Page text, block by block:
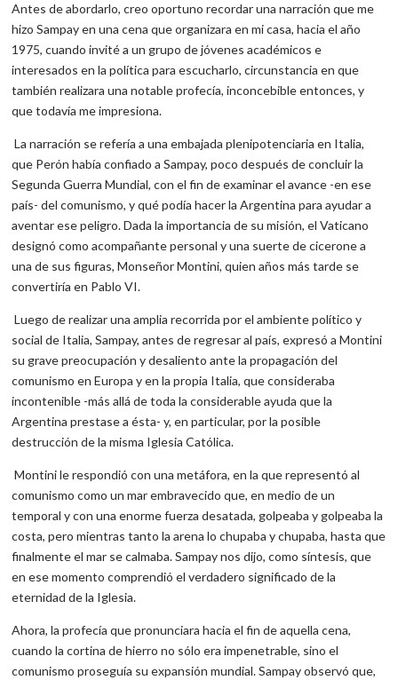
Antes de abordarlo, creo oportuno recordar una narración que me
hizo Sampay en una cena que organizara en mi casa, hacia el año
1975, cuando invité a un grupo de jóvenes académicos e
interesados en la política para escucharlo, circunstancia en que
también realizara una notable profecía, inconcebible entonces, y
que todavía me impresiona.
La narración se refería a una embajada plenipotenciaria en Italia,
que Perón había confiado a Sampay, poco después de concluir la
Segunda Guerra Mundial, con el fin de examinar el avance -en ese
país- del comunismo, y qué podía hacer la Argentina para ayudar a
aventar ese peligro. Dada la importancia de su misión, el Vaticano
designó como acompañante personal y una suerte de cicerone a
una de sus figuras, Monseñor Montini, quien años más tarde se
convertiría en Pablo VI.
Luego de realizar una amplia recorrida por el ambiente político y
social de Italia, Sampay, antes de regresar al país, expresó a Montini
su grave preocupación y desaliento ante la propagación del
comunismo en Europa y en la propia Italia, que consideraba
incontenible -más allá de toda la considerable ayuda que la
Argentina prestase a ésta- y, en particular, por la posible
destrucción de la misma Iglesia Católica.
Montini le respondió con una metáfora, en la que representó al
comunismo como un mar embravecido que, en medio de un
temporal y con una enorme fuerza desatada, golpeaba y golpeaba la
costa, pero mientras tanto la arena lo chupaba y chupaba, hasta que
finalmente el mar se calmaba. Sampay nos dijo, como síntesis, que
en ese momento comprendió el verdadero significado de la
eternidad de la Iglesia.
Ahora, la profecía que pronunciara hacia el fin de aquella cena,
cuando la cortina de hierro no sólo era impenetrable, sino el
comunismo proseguía su expansión mundial. Sampay observó que,